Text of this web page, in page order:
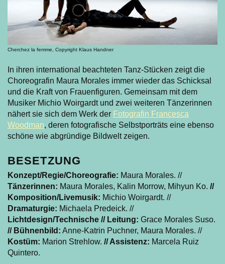
Cherchez la femme, Copyright Klaus Handner
In ihren international beachteten Tanz-Stücken zeigt die
Choreografin Maura Morales immer wieder das Schicksal
und die Kraft von Frauenfiguren. Gemeinsam mit dem
Musiker Michio Woirgardt und zwei weiteren Tänzerinnen
nähert sie sich dem Werk der Fotografin Francesca
Woodman, deren fotografische Selbstporträts eine ebenso
schöne wie abgründige Bildwelt zeigen.
BESETZUNG
Konzept/Regie/Choreografie: Maura Morales. //
Tänzerinnen: Maura Morales, Kalin Morrow, Mihyun Ko. //
Komposition/Livemusik: Michio Woirgardt. //
Dramaturgie: Michaela Predeick. //
Lichtdesign/Technische // Leitung: Grace Morales Suso.
// Bühnenbild: Anne-Katrin Puchner, Maura Morales. //
Kostüm: Marion Strehlow. // Assistenz: Marcela Ruiz
Quintero.